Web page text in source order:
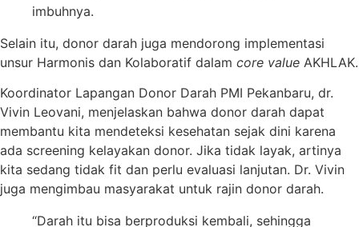
imbuhnya.
Selain itu, donor darah juga mendorong implementasi
unsur Harmonis dan Kolaboratif dalam core value AKHLAK.
Koordinator Lapangan Donor Darah PMI Pekanbaru, dr.
Vivin Leovani, menjelaskan bahwa donor darah dapat
membantu kita mendeteksi kesehatan sejak dini karena
ada screening kelayakan donor. Jika tidak layak, artinya
kita sedang tidak fit dan perlu evaluasi lanjutan. Dr. Vivin
juga mengimbau masyarakat untuk rajin donor darah.
“Darah itu bisa berproduksi kembali, sehingga